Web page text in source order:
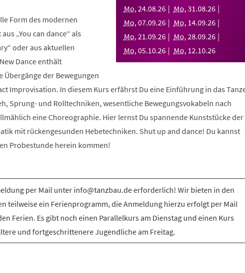
Mo,24.08.26 Mo,31.08.26
Mo,07.09.26 Mo, 14.09.26
Mo,21.09.26 Mo,28.09.26
Mo,05.10.26 Mo, 12.10.26
Form des modernen
„You can dance“ als
oder aus aktuellen
Dance enthält
der Bewegungen
Improvisation. In diesem Kurs erfährst Du eine Einführung in das
Sprung- und Rolltechniken, wesentliche Bewegungsvokabeln nach
eine Choreographie. Hier lernst Du spannende Kunststücke der
mit rückengesunden Hebetechniken. Shut up and dance! Du kannst
Probestunde herein kommen!
per Mail unter info@tanzbau.de erforderlich! Wir bieten in den
teilweise ein Ferienprogramm, die Anmeldung hierzu erfolgt per Mail
Ferien. Es gibt noch einen Parallelkurs am Dienstag und einen Kurs
und fortgeschrittenere Jugendliche am Freitag.